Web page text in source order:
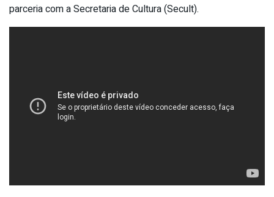
parceria com a Secretaria de Cultura (Secult).